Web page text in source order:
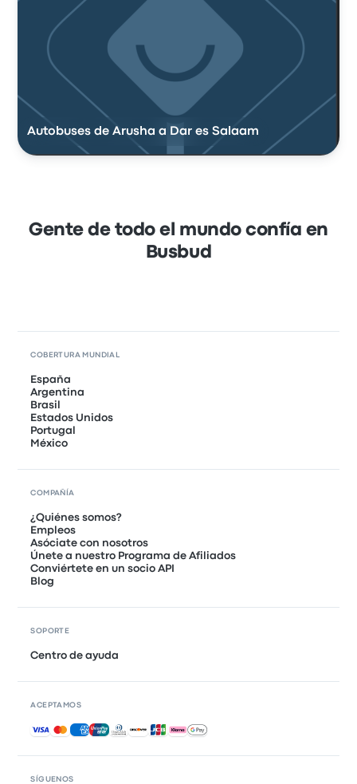
Autobuses de Arusha a Dar es Salaam
Gente de todo el mundo confía en
Busbud
SÍGUENOS
COBERTURA MUNDIAL
España
Argentina
Brasil
Estados Unidos
Portugal
México
COMPAÑÍA
¿Quiénes somos?
Empleos
Asóciate con nosotros
Únete a nuestro Programa de Afiliados
Conviértete en un socio API
Blog
SOPORTE
Centro de ayuda
ACEPTAMOS
Pagos aceptados